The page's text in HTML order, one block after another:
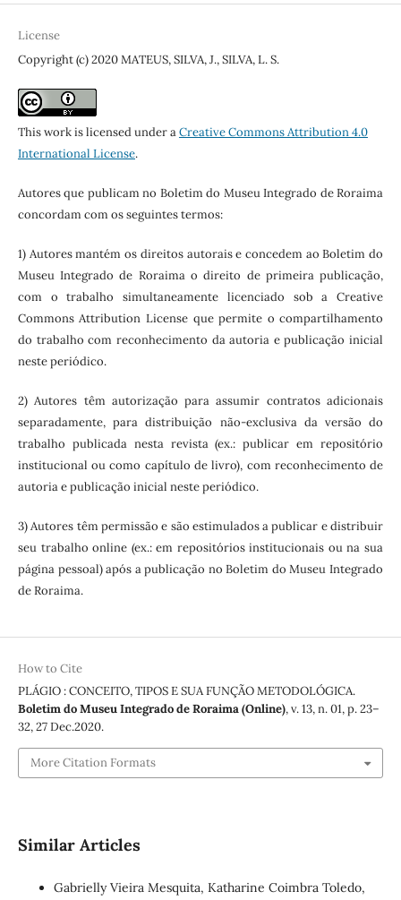
License
Copyright (c) 2020 MATEUS, SILVA, J., SILVA, L. S.
This work is licensed under aCreative Commons Attribution 4.0
International License.
Autores que publicam no Boletim do Museu Integrado de Roraima
concordam com os seguintes termos:
1) Autores mantém os direitos autorais e concedem ao Boletim do
Museu Integrado de Roraima o direito de primeira publicação,
com o trabalho simultaneamente licenciado sob a Creative
Commons Attribution License que permite o compartilhamento
do trabalho com reconhecimento da autoria e publicação inicial
neste periódico.
2) Autores têm autorização para assumir contratos adicionais
separadamente, para distribuição não-exclusiva da versão do
trabalho publicada nesta revista (ex.: publicar em repositório
institucional ou como capítulo de livro), com reconhecimento de
autoria e publicação inicial neste periódico.
3) Autores têm permissão e são estimulados a publicar e distribuir
seu trabalho online (ex.: em repositórios institucionais ou na sua
página pessoal) após a publicação no Boletim do Museu Integrado
de Roraima.
How to Cite
PLÁGIO : CONCEITO, TIPOS E SUA FUNÇÃO METODOLÓGICA.
Boletim do Museu Integrado de Roraima (Online), v. 13, n. 01, p. 23–
32, 27 Dec.2020.
More Citation Formats
Similar Articles
Gabrielly Vieira Mesquita, Katharine Coimbra Toledo,